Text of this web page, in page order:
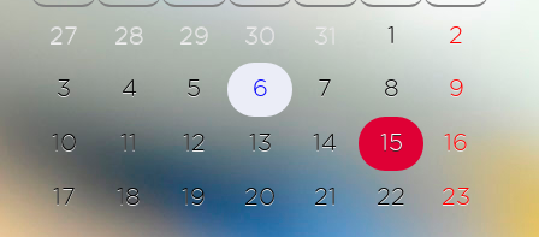
27 28 29 30 31 1 2
3 4 5 6 7 8 9
10 11 12 13 14 15 16
17 18 19 20 21 22 23